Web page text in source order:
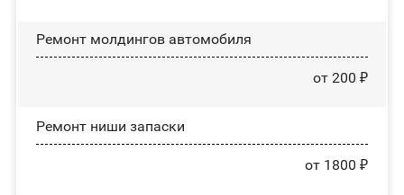
Ремонт молдингов автомобиля
от 200 ₽
Ремонт ниши запаски
от 1800 ₽